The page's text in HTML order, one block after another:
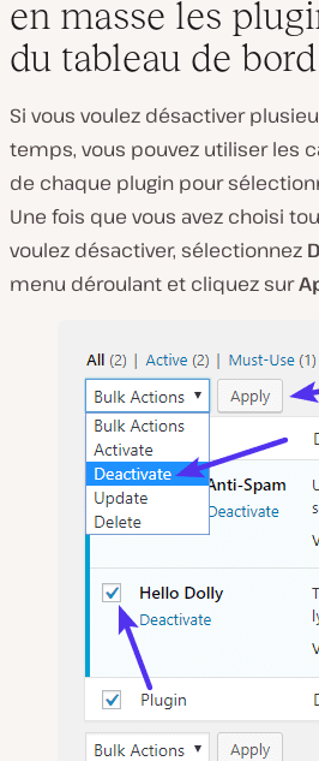
en masse les
du tableau de
Si vous voulez désactiver
temps, vous pouvez utiliser les
de chaque plugin pour
Une fois que vous avez choisi
voulez désactiver, sélectionnez
menu déroulant et cliquez sur